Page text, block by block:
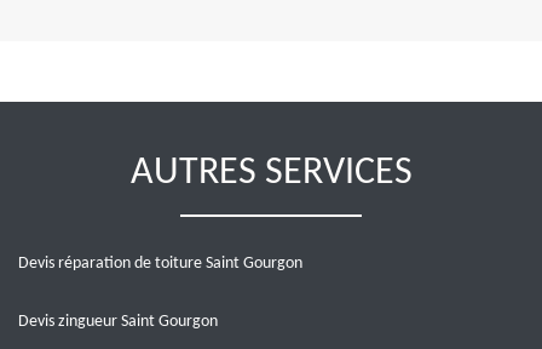
AUTRES SERVICES
Devis réparation de toiture Saint Gourgon
Devis zingueur Saint Gourgon